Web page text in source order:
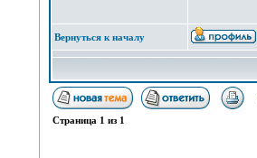
Вернуться к началу
Страница 1 из 1